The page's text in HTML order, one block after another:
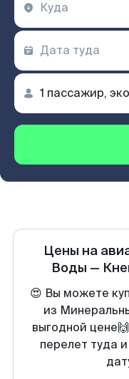
Цены на
Воды —
😍 Вы можете
из
выгодной
перелет туда